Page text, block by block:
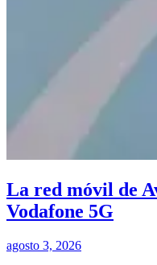
La red móvil de
Vodafone 5G
agosto 3, 2026